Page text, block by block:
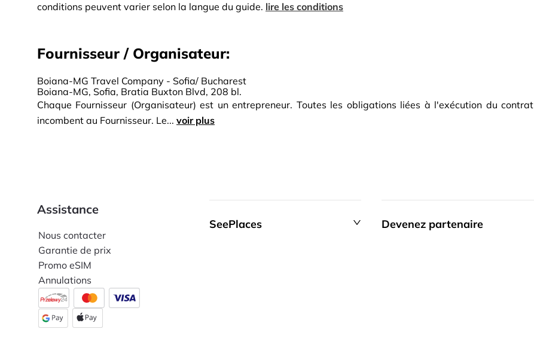
conditions peuvent varier selon la langue du guide. lire les conditions
Fournisseur / Organisateur:
Boiana-MG Travel Company - Sofia/ Bucharest
Boiana-MG, Sofia, Bratia Buxton Blvd, 208 bl.
Chaque Fournisseur (Organisateur) est un entrepreneur. Toutes les obligations liées à l'exécution du contrat
incombent au Fournisseur. Le... voir plus
Assistance
Nous contacter
Garantie de prix
Promo eSIM
Annulations
SeePlaces Devenez partenaire